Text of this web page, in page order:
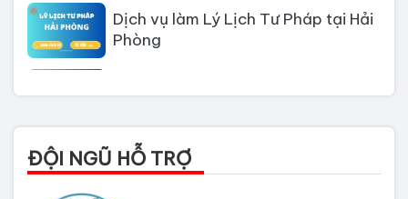
Dịch vụ làm Lý Lịch Tư Pháp tại Hải
Phòng
Nẵng
Thủ tục làm Lý Lịch Tư Pháp tại Hồ
Chí Minh
ĐỘI NGŨ HỖ TRỢ